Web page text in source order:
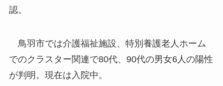
認。
鳥羽市では介護福祉施設、特別養護老人ホーム
でのクラスター関連で80代、90代の男女6人の陽性
が判明。現在は入院中。